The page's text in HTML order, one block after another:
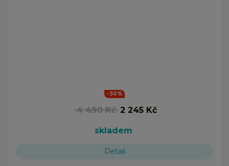
- 50%
4 490 Kč 2 245 Kč
skladem
Detail